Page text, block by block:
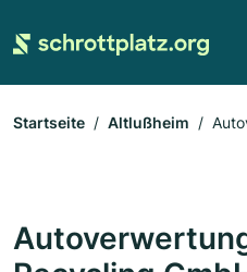
Startseite Altlußheim